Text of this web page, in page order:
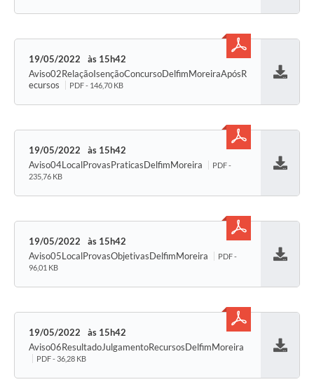
19/05/2022
15h42
Aviso02RelaçãoIsençãoConcursoDelfimMoreiraApósR
ecursos
PDF - 146,70 KB
19/05/2022
15h42
Aviso04LocalProvasPraticasDelfimMoreira
PDF -
235,76 KB
19/05/2022
15h42
Aviso05LocalProvasObjetivasDelfimMoreira
PDF -
96,01 KB
19/05/2022
15h42
Aviso06ResultadoJulgamentoRecursosDelfimMoreira
PDF - 36,28 KB